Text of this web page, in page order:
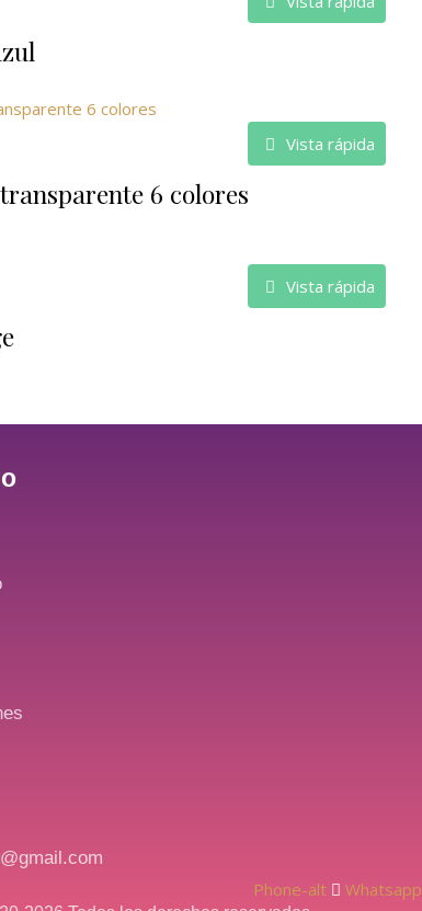
Vista rápida
6 colores
Vista rápida
Phone-alt Whatsapp